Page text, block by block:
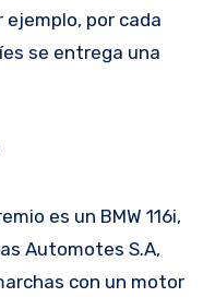
ejemplo, por cada
se entrega una
es un BMW 116i,
Automotes S.A,
con un motor